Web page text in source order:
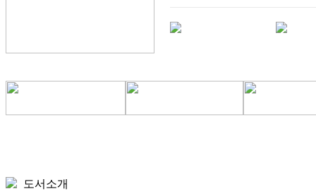
도서소개